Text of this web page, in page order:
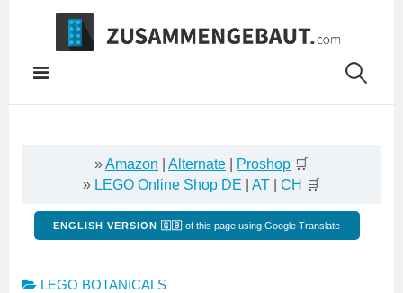
Springe
Inhalt
»Amazon Alternate Proshop 🛒
» LEGO Online Shop DE AT CH 🛒
ENGLISH VERSION 🇬🇧 of this page using Google Translate
LEGO BOTANICALS